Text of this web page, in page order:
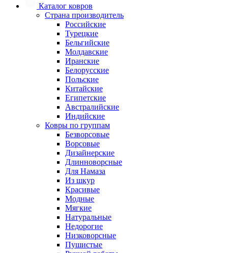
Каталог ковров
Страна производитель
Российские
Турецкие
Бельгийские
Молдавские
Иранские
Белорусские
Польские
Китайские
Египетские
Австралийские
Индийские
Ковры по группам
Безворсовые
Ворсовые
Дизайнерские
Длинноворсные
Для Намаза
Из шкур
Красивые
Модные
Мягкие
Натуральные
Недорогие
Низковорсные
Пушистые